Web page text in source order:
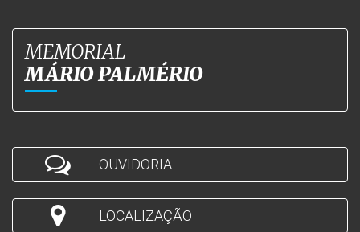
MEMORIAL
MÁRIO PALMÉRIO
OUVIDORIA
LOCALIZAÇÃO